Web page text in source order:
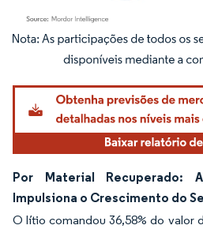
Imagem © Mordor Intelligence. O reuso
Por Material Recuperado:
Impulsiona o Crescimento do
O lítio comandou 36,58% do valor